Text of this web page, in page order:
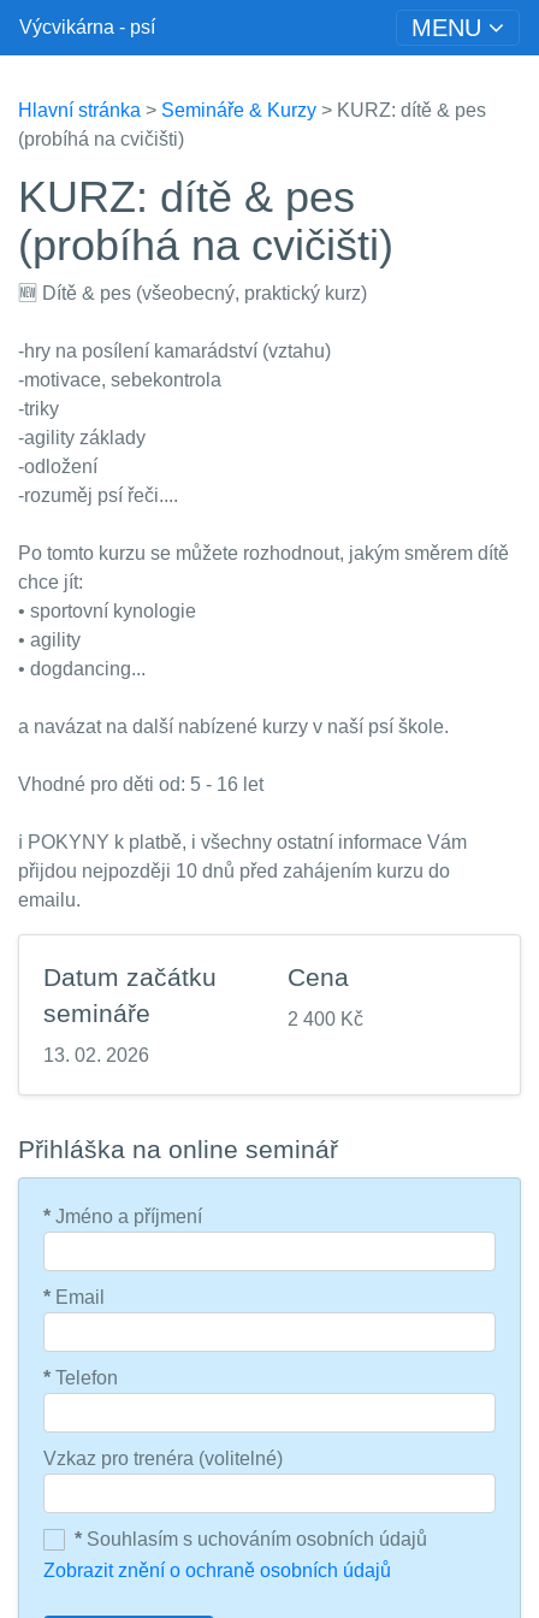
Výcvikárna - psí MENU
Hlavní stránka > Semináře & Kurzy > KURZ: dítě & pes
(probíhá na cvičišti)
KURZ: dítě & pes
(probíhá na cvičišti)
🆕️ Dítě & pes (všeobecný, praktický kurz)
-hry na posílení kamarádství (vztahu)
-motivace, sebekontrola
-triky
-agility základy
-odložení
-rozuměj psí řeči....
Po tomto kurzu se můžete rozhodnout, jakým směrem dítě
chce jít:
• sportovní kynologie
• agility
• dogdancing...
a navázat na další nabízené kurzy v naší psí škole.
Vhodné pro děti od: 5 - 16 let
ℹ️ POKYNY k platbě, i všechny ostatní informace Vám
přijdou nejpozději 10 dnů před zahájením kurzu do
emailu.
Datum začátku
semináře
13. 02. 2026
Cena
2 400 Kč
Přihláška na online seminář
* Jméno a příjmení
* Email
* Telefon
Vzkaz pro trenéra (volitelné)
* Souhlasím s uchováním osobních údajů
Zobrazit znění o ochraně osobních údajů